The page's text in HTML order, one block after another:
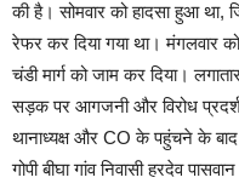
की है। सोमवार को हादसा हुआ
रेफर कर दिया गया था। मंगलवार
चंडी मार्ग को जाम कर दिया।
सड़क पर आगजनी और विरोध
थानाध्यक्ष और CO के पहुंचने के
गोपी बीघा गांव निवासी हरदेव